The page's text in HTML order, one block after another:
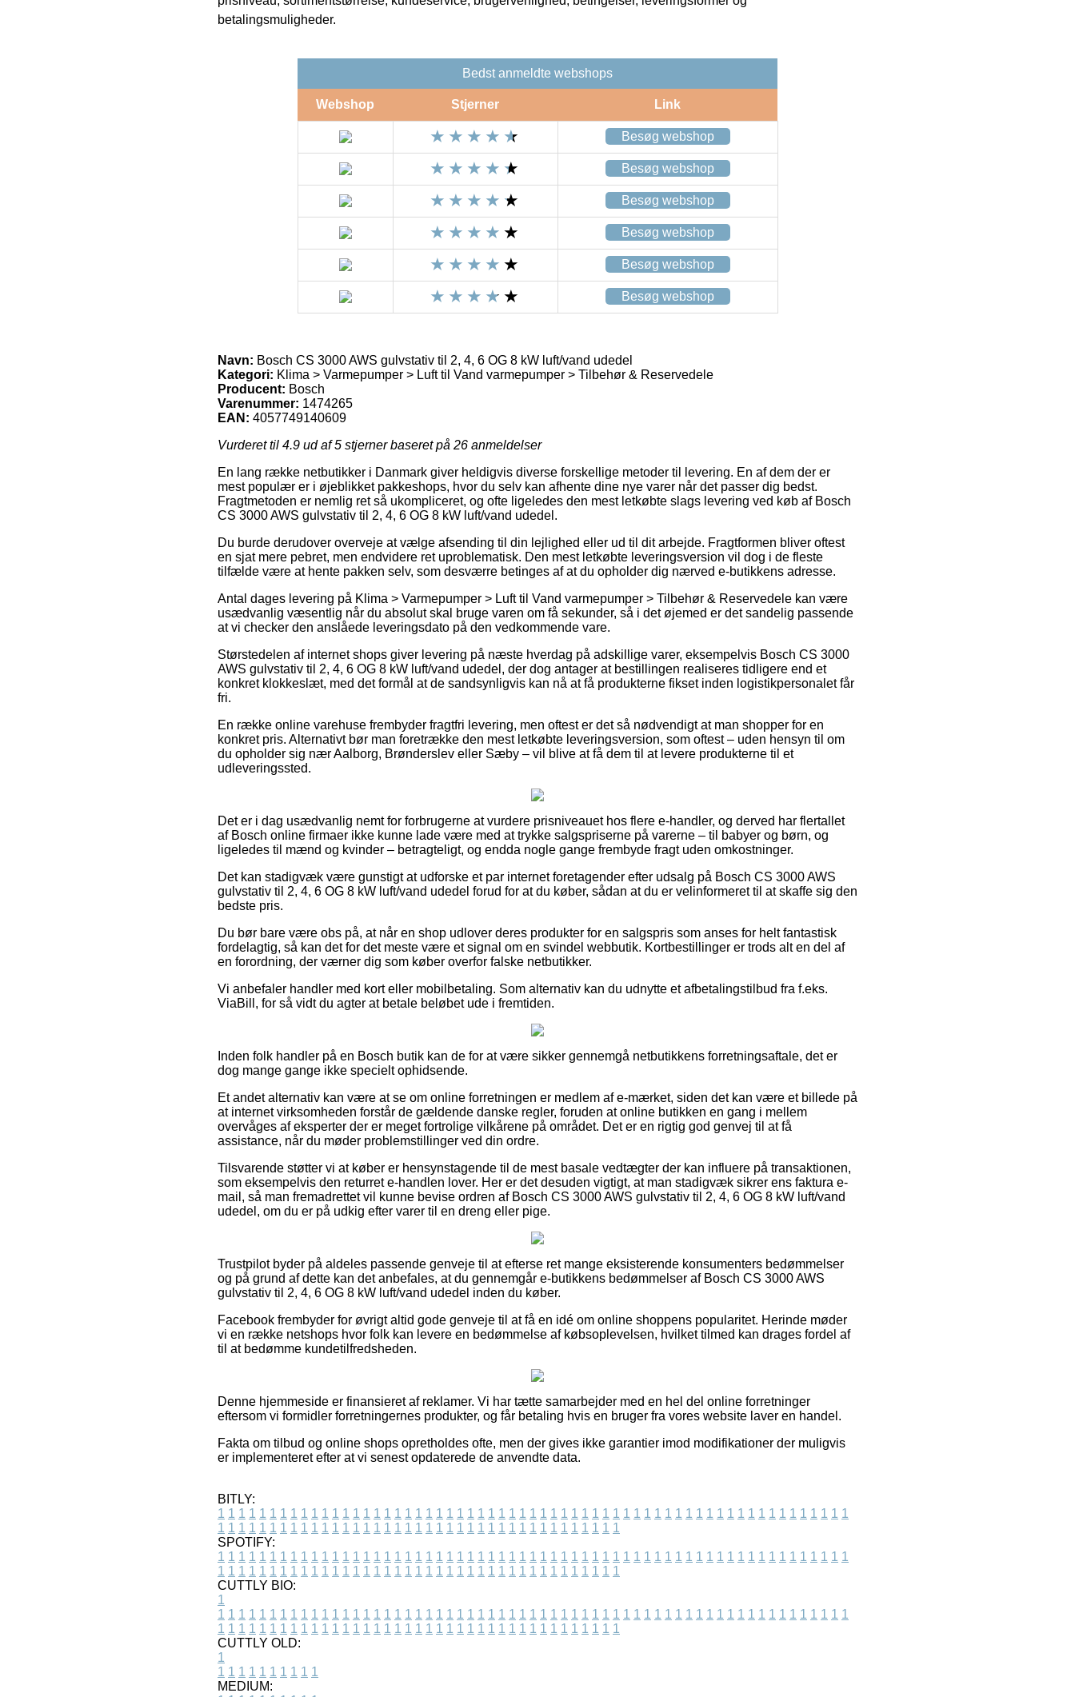
betalingsmuligheder.
Bedst anmeldte webshops
Webshop Stjerner Link
Besøg webshop
Besøg webshop
Besøg webshop
Besøg webshop
Besøg webshop
Besøg webshop
Navn: Bosch CS 3000 AWS gulvstativ til 2, 4, 6 OG 8 kW luft/vand udedel
Kategori: Klima > Varmepumper > Luft til Vand varmepumper > Tilbehør & Reservedele
Producent: Bosch
Varenummer: 1474265
EAN: 4057749140609
Vurderet til 4.9 ud af 5 stjerner baseret på 26 anmeldelser
En lang række netbutikker i Danmark giver heldigvis diverse forskellige metoder til levering. En af dem der er
mest populær er i øjeblikket pakkeshops, hvor du selv kan afhente dine nye varer når det passer dig bedst.
Fragtmetoden er nemlig ret så ukompliceret, og ofte ligeledes den mest letkøbte slags levering ved køb af Bosch
CS 3000 AWS gulvstativ til 2, 4, 6 OG 8 kW luft/vand udedel.
Du burde derudover overveje at vælge afsending til din lejlighed eller ud til dit arbejde. Fragtformen bliver oftest
en sjat mere pebret, men endvidere ret uproblematisk. Den mest letkøbte leveringsversion vil dog i de fleste
tilfælde være at hente pakken selv, som desværre betinges af at du opholder dig nærved e-butikkens adresse.
Antal dages levering på Klima > Varmepumper > Luft til Vand varmepumper > Tilbehør & Reservedele kan være
usædvanlig væsentlig når du absolut skal bruge varen om få sekunder, så i det øjemed er det sandelig passende
at vi checker den anslåede leveringsdato på den vedkommende vare.
Størstedelen af internet shops giver levering på næste hverdag på adskillige varer, eksempelvis Bosch CS 3000
AWS gulvstativ til 2, 4, 6 OG 8 kW luft/vand udedel, der dog antager at bestillingen realiseres tidligere end et
konkret klokkeslæt, med det formål at de sandsynligvis kan nå at få produkterne fikset inden logistikpersonalet får
fri.
En række online varehuse frembyder fragtfri levering, men oftest er det så nødvendigt at man shopper for en
konkret pris. Alternativt bør man foretrække den mest letkøbte leveringsversion, som oftest – uden hensyn til om
du opholder sig nær Aalborg, Brønderslev eller Sæby – vil blive at få dem til at levere produkterne til et
udleveringssted.
Det er i dag usædvanlig nemt for forbrugerne at vurdere prisniveauet hos flere e-handler, og derved har flertallet
af Bosch online firmaer ikke kunne lade være med at trykke salgspriserne på varerne – til babyer og børn, og
ligeledes til mænd og kvinder – betragteligt, og endda nogle gange frembyde fragt uden omkostninger.
Det kan stadigvæk være gunstigt at udforske et par internet foretagender efter udsalg på Bosch CS 3000 AWS
gulvstativ til 2, 4, 6 OG 8 kW luft/vand udedel forud for at du køber, sådan at du er velinformeret til at skaffe sig den
bedste pris.
Du bør bare være obs på, at når en shop udlover deres produkter for en salgspris som anses for helt fantastisk
fordelagtig, så kan det for det meste være et signal om en svindel webbutik. Kortbestillinger er trods alt en del af
en forordning, der værner dig som køber overfor falske netbutikker.
Vi anbefaler handler med kort eller mobilbetaling. Som alternativ kan du udnytte et afbetalingstilbud fra f.eks.
ViaBill, for så vidt du agter at betale beløbet ude i fremtiden.
Inden folk handler på en Bosch butik kan de for at være sikker gennemgå netbutikkens forretningsaftale, det er
dog mange gange ikke specielt ophidsende.
Et andet alternativ kan være at se om online forretningen er medlem af e-mærket, siden det kan være et billede på
at internet virksomheden forstår de gældende danske regler, foruden at online butikken en gang i mellem
overvåges af eksperter der er meget fortrolige vilkårene på området. Det er en rigtig god genvej til at få
assistance, når du møder problemstillinger ved din ordre.
Tilsvarende støtter vi at køber er hensynstagende til de mest basale vedtægter der kan influere på transaktionen,
som eksempelvis den returret e-handlen lover. Her er det desuden vigtigt, at man stadigvæk sikrer ens faktura e-
mail, så man fremadrettet vil kunne bevise ordren af Bosch CS 3000 AWS gulvstativ til 2, 4, 6 OG 8 kW luft/vand
udedel, om du er på udkig efter varer til en dreng eller pige.
Trustpilot byder på aldeles passende genveje til at efterse ret mange eksisterende konsumenters bedømmelser
og på grund af dette kan det anbefales, at du gennemgår e-butikkens bedømmelser af Bosch CS 3000 AWS
gulvstativ til 2, 4, 6 OG 8 kW luft/vand udedel inden du køber.
Facebook frembyder for øvrigt altid gode genveje til at få en idé om online shoppens popularitet. Herinde møder
vi en række netshops hvor folk kan levere en bedømmelse af købsoplevelsen, hvilket tilmed kan drages fordel af
til at bedømme kundetilfredsheden.
Denne hjemmeside er finansieret af reklamer. Vi har tætte samarbejder med en hel del online forretninger
eftersom vi formidler forretningernes produkter, og får betaling hvis en bruger fra vores website laver en handel.
Fakta om tilbud og online shops opretholdes ofte, men der gives ikke garantier imod modifikationer der muligvis
er implementeret efter at vi senest opdaterede de anvendte data.
BITLY:
1 1 1 1 1 1 1 1 1 1 1 1 1 1 1 1 1 1 1 1 1 1 1 1 1 1 1 1 1 1 1 1 1 1 1 1 1 1 1 1 1 1 1 1 1 1 1 1 1 1 1 1 1 1 1 1 1 1 1 1 1
1 1 1 1 1 1 1 1 1 1 1 1 1 1 1 1 1 1 1 1 1 1 1 1 1 1 1 1 1 1 1 1 1 1 1 1 1 1 1
SPOTIFY:
1 1 1 1 1 1 1 1 1 1 1 1 1 1 1 1 1 1 1 1 1 1 1 1 1 1 1 1 1 1 1 1 1 1 1 1 1 1 1 1 1 1 1 1 1 1 1 1 1 1 1 1 1 1 1 1 1 1 1 1 1
1 1 1 1 1 1 1 1 1 1 1 1 1 1 1 1 1 1 1 1 1 1 1 1 1 1 1 1 1 1 1 1 1 1 1 1 1 1 1
CUTTLY BIO:
1
1 1 1 1 1 1 1 1 1 1 1 1 1 1 1 1 1 1 1 1 1 1 1 1 1 1 1 1 1 1 1 1 1 1 1 1 1 1 1 1 1 1 1 1 1 1 1 1 1 1 1 1 1 1 1 1 1 1 1 1 1
1 1 1 1 1 1 1 1 1 1 1 1 1 1 1 1 1 1 1 1 1 1 1 1 1 1 1 1 1 1 1 1 1 1 1 1 1 1 1
CUTTLY OLD:
1
1 1 1 1 1 1 1 1 1 1
MEDIUM: